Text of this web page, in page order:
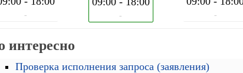
- - -
интересно
Проверка исполнения запроса (заявления)